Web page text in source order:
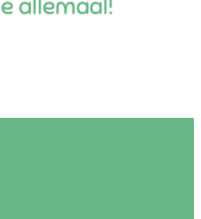
allemaal!